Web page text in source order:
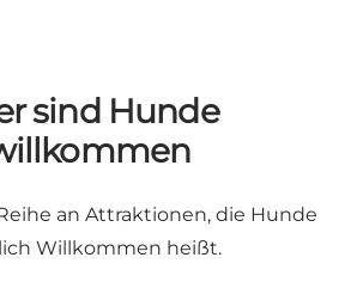
sind Hunde
an Attraktionen, die Hunde
Willkommen heißt.